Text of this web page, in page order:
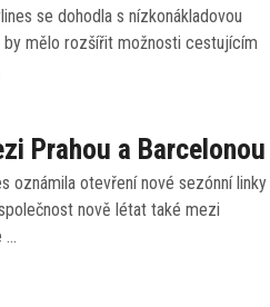
se dohodla s nízkonákladovou
by mělo rozšířit možnosti cestujícím
Prahou a Barcelonou
oznámila otevření nové sezónní linky
nově létat také mezi
…